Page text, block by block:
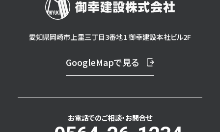
愛知県岡崎市上里三丁目3番地1 御幸建設本社ビル2F
GoogleMapで見る
お電話でのご相談・お問合せ